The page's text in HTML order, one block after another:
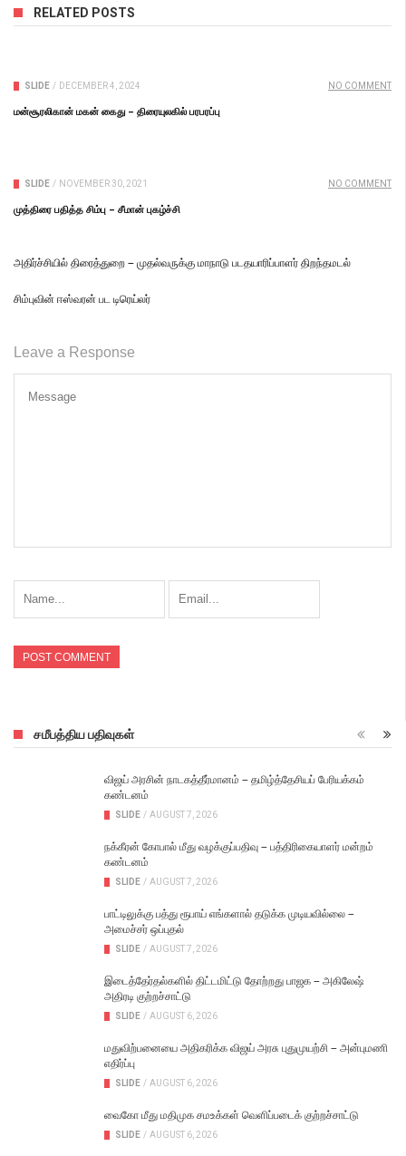
RELATED POSTS
SLIDE / DECEMBER 4, 2024 NO COMMENT
மன்சூரலிகான் மகன் கைது – திரையுலகில் பரபரப்பு
SLIDE / NOVEMBER 30, 2021 NO COMMENT
முத்திரை பதித்த சிம்பு – சீமான் புகழ்ச்சி
அதிர்ச்சியில் திரைத்துறை – முதல்வருக்கு மாநாடு படதயாரிப்பாளர் திறந்தமடல்
சிம்புவின் ஈஸ்வரன் பட டிரெய்லர்
Leave a Response
சமீபத்திய பதிவுகள்
விஜய் அரசின் நாடகத்தீர்மானம் – தமிழ்த்தேசியப் பேரியக்கம்
கண்டனம்
SLIDE / AUGUST 7, 2026
நக்கீரன் கோபால் மீது வழக்குப்பதிவு – பத்திரிகையாளர் மன்றம்
கண்டனம்
SLIDE / AUGUST 7, 2026
பாட்டிலுக்கு பத்து ரூபாய் எங்களால் தடுக்க முடியவில்லை –
அமைச்சர் ஒப்புதல்
SLIDE / AUGUST 7, 2026
இடைத்தேர்தல்களில் திட்டமிட்டு தோற்றது பாஜக – அகிலேஷ்
அதிரடி குற்றச்சாட்டு
SLIDE / AUGUST 6, 2026
மதுவிற்பனையை அதிகரிக்க விஜய் அரசு புதுமுயற்சி – அன்புமணி
எதிர்ப்பு
SLIDE / AUGUST 6, 2026
வைகோ மீது மதிமுக சமஉக்கள் வெளிப்படைக் குற்றச்சாட்டு
SLIDE / AUGUST 6, 2026